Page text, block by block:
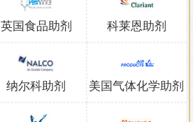
英国食品助剂 科莱恩助剂
纳尔科助剂 美国气体化学助剂